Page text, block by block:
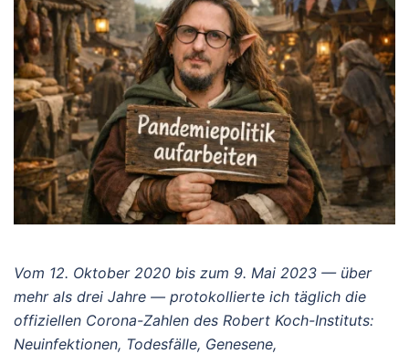
Vom 12. Oktober 2020 bis zum 9. Mai 2023 — über
mehr als drei Jahre — protokollierte ich täglich die
offiziellen Corona-Zahlen des Robert Koch-Instituts:
Neuinfektionen, Todesfälle, Genesene,